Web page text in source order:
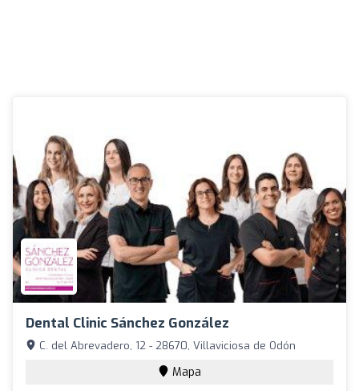
Dental Clinic Sánchez González
C. del Abrevadero, 12 - 28670, Villaviciosa de Odón
Mapa